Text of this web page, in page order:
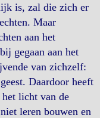
is, zal die zich er
Maar
aan het
gegaan aan het
van zichzelf:
Daardoor heeft
het licht van de
leren bouwen en